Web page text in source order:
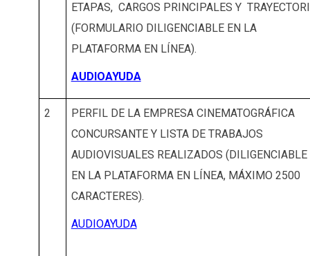
ETAPAS, CARGOS PRINCIPALES Y
(FORMULARIO DILIGENCIABLE EN LA
PLATAFORMA EN LÍNEA).
AUDIOAYUDA
2
PERFIL DE LA EMPRESA CINEMATOGRÁFICA
CONCURSANTE Y LISTA DE TRABAJOS
AUDIOVISUALES REALIZADOS (DILIGENCIABLE
EN LA PLATAFORMA EN LÍNEA, MÁXIMO 2500
CARACTERES).
AUDIOAYUDA